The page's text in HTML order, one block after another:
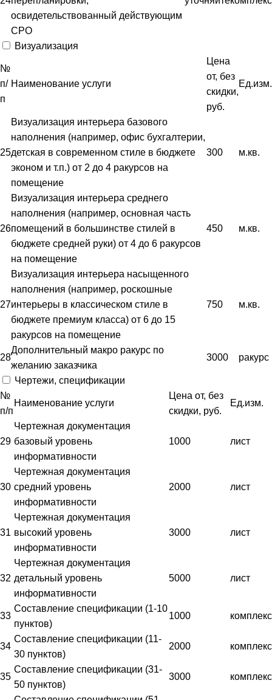
освидетельствованный действующим
СРО
Визуализация
№
п/
п
Наименование услуги
Цена
от, без
скидки,
руб.
Ед.изм.
25
Визуализация интерьера базового
наполнения (например, офис бухгалтерии,
детская в современном стиле в бюджете
эконом и т.п.) от 2 до 4 ракурсов на
помещение
300 м.кв.
26
Визуализация интерьера среднего
наполнения (например, основная часть
помещений в большинстве стилей в
бюджете средней руки) от 4 до 6 ракурсов
на помещение
450 м.кв.
27
Визуализация интерьера насыщенного
наполнения (например, роскошные
интерьеры в классическом стиле в
бюджете премиум класса) от 6 до 15
ракурсов на помещение
750 м.кв.
28
Дополнительный макро ракурс по
желанию заказчика
3000 ракурс
Чертежи, спецификации
№
п/п
Наименование услуги
Цена от, без
скидки, руб.
Ед.изм.
29
Чертежная документация
базовый уровень
информативности
1000 лист
30
Чертежная документация
средний уровень
информативности
2000 лист
31
Чертежная документация
высокий уровень
информативности
3000 лист
32
Чертежная документация
детальный уровень
информативности
5000 лист
33
Составление спецификации (1-10
пунктов)
1000 комплекс
34
Составление спецификации (11-
30 пунктов)
2000 комплекс
35
Составление спецификации (31-
50 пунктов)
3000 комплекс